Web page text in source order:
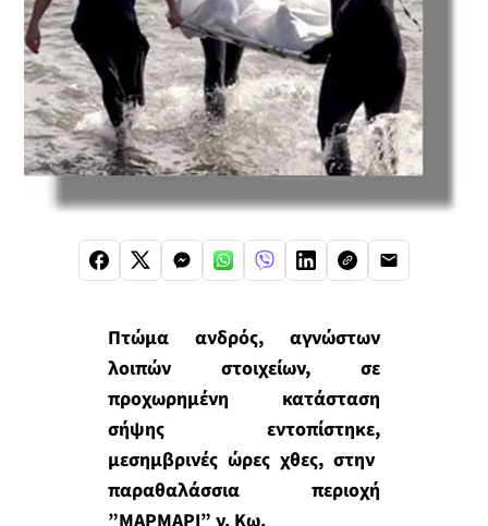
Πτώμα ανδρός, αγνώστων
λοιπών στοιχείων, σε
προχωρημένη κατάσταση
σήψηςεντοπίστηκε,
μεσημβρινές ώρες χθες, στην
παραθαλάσσια περιοχή